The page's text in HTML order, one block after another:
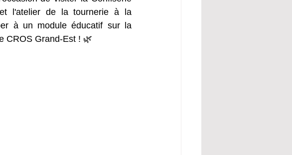
l'atelier de la tournerie à la
à un module éducatif sur la
CROS Grand-Est ! 🌿